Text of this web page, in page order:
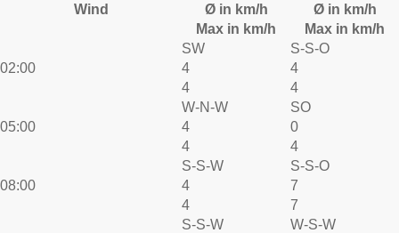
Wind
Ø in km/h
Max in km/h
Ø in km/h
Max in km/h
02:00
SW
4
4
S-S-O
4
4
05:00
W-N-W
4
4
SO
0
4
08:00
S-S-W
4
4
S-S-O
7
7
S-S-W
W-S-W